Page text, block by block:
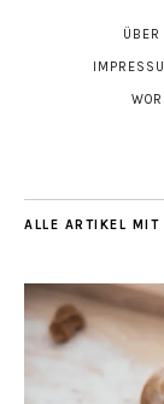
ÜBER
ALLE ARTIKEL MIT